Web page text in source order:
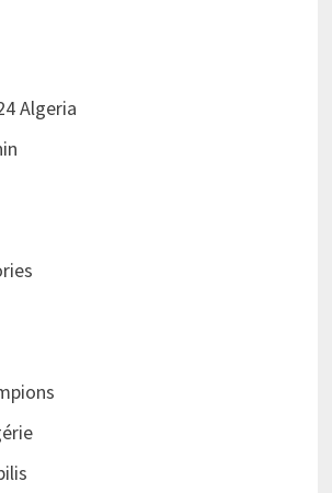
Algeria